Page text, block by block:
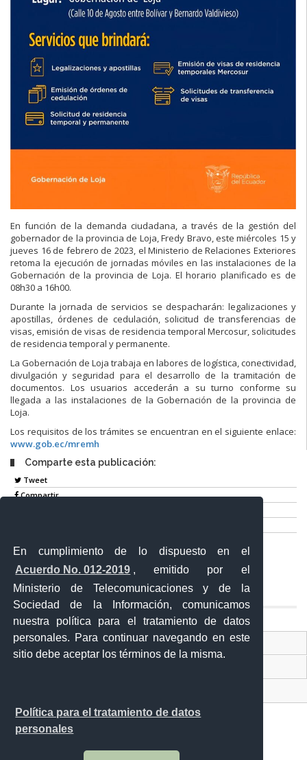
En cumplimiento de lo dispuesto en el
Acuerdo No. 012-2019 , emitido por el
Ministerio de Telecomunicaciones y de la
Sociedad de la Información, comunicamos
nuestra política para el tratamiento de datos
personales. Para continuar navegando en este
sitio debe aceptar los términos de la misma.
Política para el tratamiento de datos
personales
En función de la demanda ciudadana, a través de la gestión del
gobernador de la provincia de Loja, Fredy Bravo, este miércoles 15 y
jueves 16 de febrero de 2023, el Ministerio de Relaciones Exteriores
retoma la ejecución de jornadas móviles en las instalaciones de la
Gobernación de la provincia de Loja. El horario planificado es de
08h30 a 16h00.
Durante la jornada de servicios se despacharán: legalizaciones y
apostillas, órdenes de cedulación, solicitud de transferencias de
visas, emisión de visas de residencia temporal Mercosur, solicitudes
de residencia temporal y permanente.
La Gobernación de Loja trabaja en labores de logística, conectividad,
divulgación y seguridad para el desarrollo de la tramitación de
documentos. Los usuarios accederán a su turno conforme su
llegada a las instalaciones de la Gobernación de la provincia de
Loja.
Los requisitos de los trámites se encuentran en el siguiente enlace:
www.gob.ec/mremh
Comparte esta publicación:
Tweet
Compartir
Entérate
Contacto Ciudadano Digital